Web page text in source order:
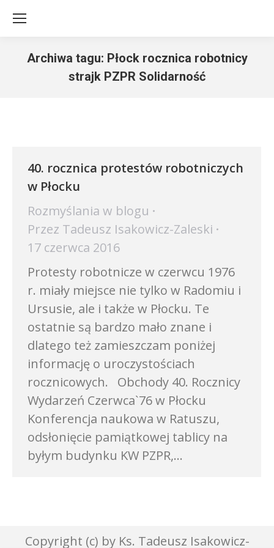
Archiwa tagu: Płock rocznica robotnicy
strajk PZPR Solidarność
40. rocznica protestów robotniczych
w Płocku
Rozmyślania w blogu
Przez Tadeusz Isakowicz-Zaleski
17 czerwca 2016
Protesty robotnicze w czerwcu 1976
r. miały miejsce nie tylko w Radomiu i
Ursusie, ale i także w Płocku. Te
ostatnie są bardzo mało znane i
dlatego też zamieszczam poniżej
informację o uroczystościach
rocznicowych. Obchody 40. Rocznicy
Wydarzeń Czerwca`76 w Płocku
Konferencja naukowa w Ratuszu,
odsłonięcie pamiątkowej tablicy na
byłym budynku KW PZPR,…
Copyright (c) by Ks. Tadeusz Isakowicz-